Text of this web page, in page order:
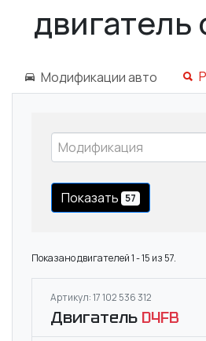
двигатель
Модификации авто
Модификация
Показать 57
Показано двигателей 1 - 15 из 57.
Артикул: 17 102 536 312
Двигатель D4FB